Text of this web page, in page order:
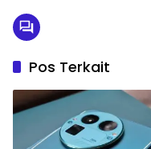
Pos Terkait